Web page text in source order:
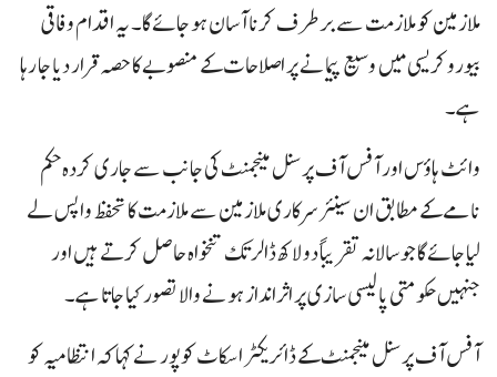
ملازمین کو ملازمت سے برطرف کرنا آسان ہو جائے گا۔ یہ اقدام وفاقی
بیوروکریسی میں وسیع پیمانے پر اصلاحات کے منصوبے کا حصہ قرار دیا جا رہا
ہے۔
وائٹ ہاؤس اور آفس آف پرسنل مینجمنٹ کی جانب سے جاری کردہ حکم
نامے کے مطابق ان سینئر سرکاری ملازمین سے ملازمت کا تحفظ واپس لے
لیا جائے گا جو سالانہ تقریباً دو لاکھ ڈالر تک تنخواہ حاصل کرتے ہیں اور
جنہیں حکومتی پالیسی سازی پر اثرانداز ہونے والا تصور کیا جاتا ہے۔
آفس آف پرسنل مینجمنٹ کے ڈائریکٹر اسکاٹ کوپور نے کہا کہ انتظامیہ کو